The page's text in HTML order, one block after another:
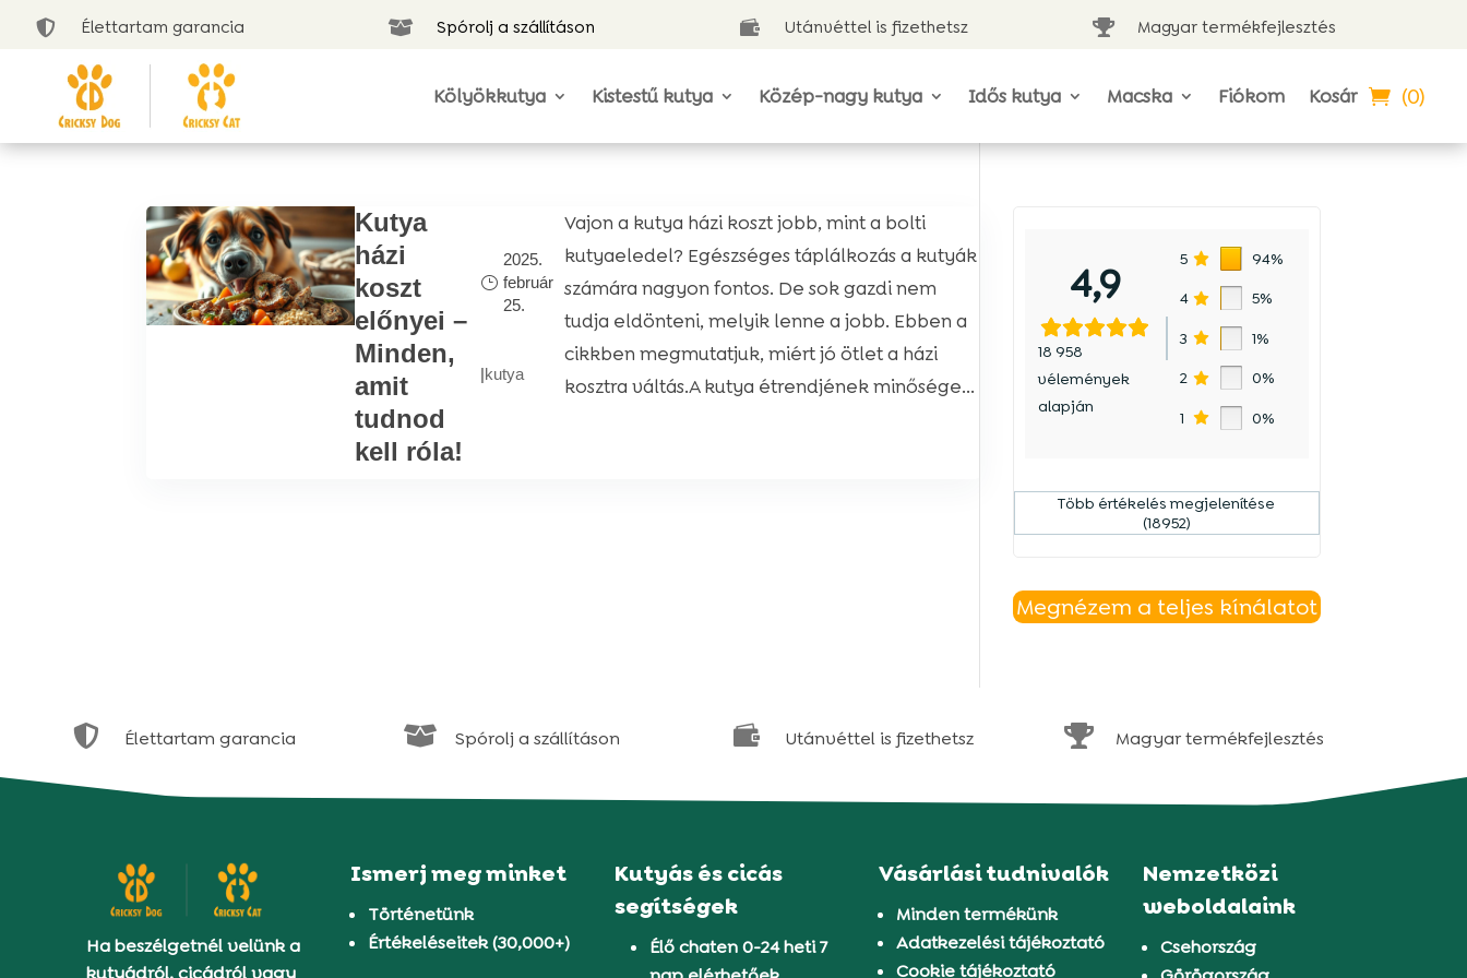
 Élettartam garancia  Spórolj a szállításon  Utánvéttel is fizethetsz  Magyar termékfejlesztés
Kölyökkutya Kistestű kutya Közép-nagy kutya Idős kutya Macska Fiókom Kosár (0)
Kutya
házi
koszt
előnyei –
Minden,
amit
tudnod
kell róla!
2025.
február
25.
|kutya
Vajon a kutya házi koszt jobb, mint a bolti
kutyaeledel? Egészséges táplálkozás a kutyák
számára nagyon fontos. De sok gazdi nem
tudja eldönteni, melyik lenne a jobb. Ebben a
cikkben megmutatjuk, miért jó ötlet a házi
kosztra váltás.A kutya étrendjének minősége...
4,9
18 958
vélemények
alapján
5 94%
4 5%
3 1%
2 0%
1 0%
Több értékelés megjelenítése
(18952)
Megnézem a teljes kínálatot
 Élettartam garancia  Spórolj a szállításon  Utánvéttel is fizethetsz  Magyar termékfejlesztés
Ha beszélgetnél velünk a
kutyádról, cicádról vagy
Ismerj meg minket
Történetünk
Értékeléseitek (30,000+)
Kutyás és cicás
segítségek
Élő chaten 0-24 heti 7
Vásárlási tudnivalók
Minden termékünk
Adatkezelési tájékoztató
Cookie tájékoztató
Nemzetközi
weboldalaink
Csehország